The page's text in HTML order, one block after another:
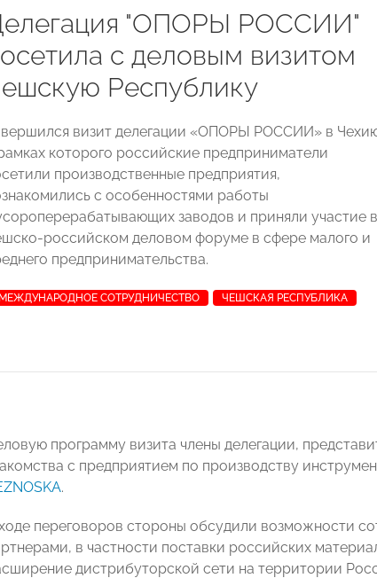
"ОПОРЫ РОССИИ"
с деловым визитом
Республику
визит делегации «ОПОРЫ РОССИИ» в
которого российские предприниматели
производственные предприятия,
с особенностями работы
заводов и приняли участие в
российском деловом форуме в сфере малого и
предпринимательства.
МЕЖДУНАРОДНОЕ СОТРУДНИЧЕСТВО ЧЕШСКАЯ РЕСПУБЛИКА
программу визита члены делегации,
с предприятием по производству
.
переговоров стороны обсудили возможности
в частности поставки российских
дистрибуторской сети на территории